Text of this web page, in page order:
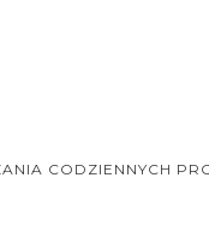
CODZIENNYCH